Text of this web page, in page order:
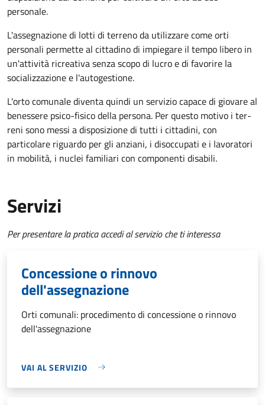
personale.
L'assegnazione di lotti di terreno da utilizzare come orti
personali permette al cittadino di impiegare il tempo libero in
un'attività ricreativa senza scopo di lucro e di favorire la
socializzazione e l'autogestione.
L'orto comunale diventa quindi un servizio capace di giovare al
benessere psico-fisico della persona. Per questo motivo i ter­
reni sono messi a disposizione di tutti i cittadini, con
particolare riguardo per gli anziani, i disoccupati e i lavoratori
in mobilità, i nuclei familiari con componenti disabili.
Servizi
Per presentare la pratica accedi al servizio che ti interessa
Concessione o rinnovo
dell'assegnazione
Orti comunali: procedimento di concessione o rinnovo
dell'assegnazione
VAI AL SERVIZIO